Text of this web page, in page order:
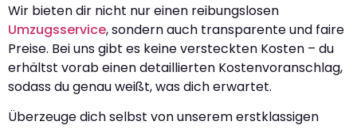
Wir bieten dir nicht nur einen reibungslosen
Umzugsservice, sondern auch transparente und faire
Preise. Bei uns gibt es keine versteckten Kosten – du
erhältst vorab einen detaillierten Kostenvoranschlag,
sodass du genau weißt, was dich erwartet.
Überzeuge dich selbst von unserem erstklassigen